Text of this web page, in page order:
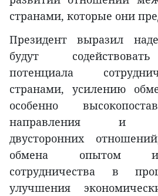
странами, которые они
Президент выразил
будут
потенциала
странами, усилению
особенно
направления и
двусторонних
обмена опытом и
сотрудничества в
улучшения